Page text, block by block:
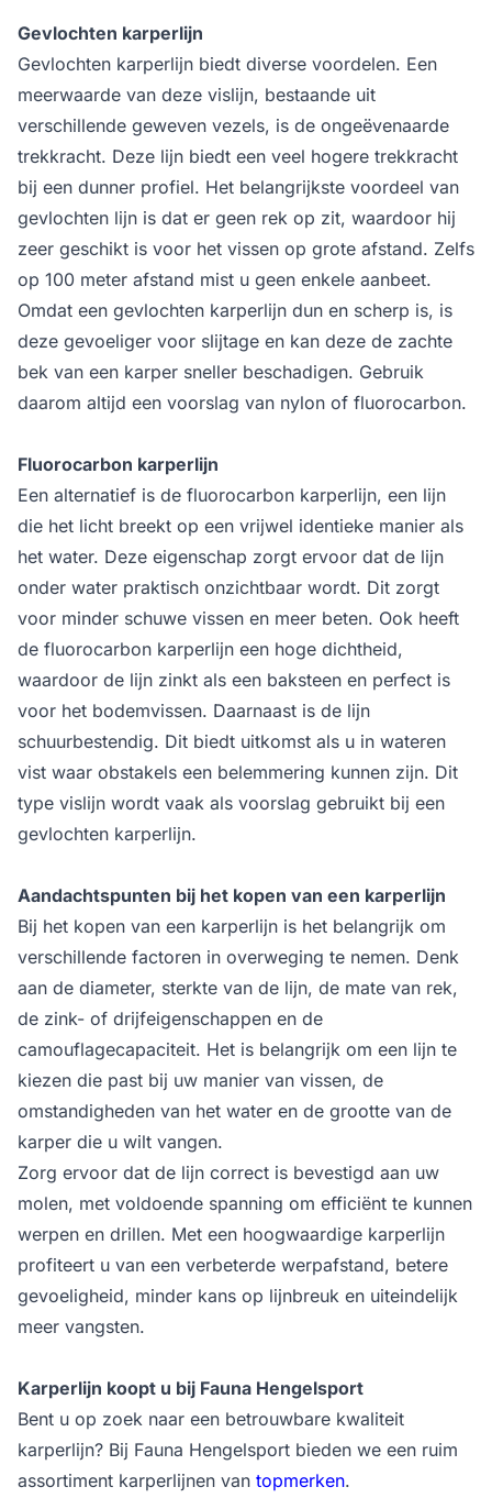
Gevlochten karperlijn
Gevlochten karperlijn biedt diverse voordelen. Een
meerwaarde van deze vislijn, bestaande uit
verschillende geweven vezels, is de ongeëvenaarde
trekkracht. Deze lijn biedt een veel hogere trekkracht
bij een dunner profiel. Het belangrijkste voordeel van
gevlochten lijn is dat er geen rek op zit, waardoor hij
zeer geschikt is voor het vissen op grote afstand. Zelfs
op 100 meter afstand mist u geen enkele aanbeet.
Omdat een gevlochten karperlijn dun en scherp is, is
deze gevoeliger voor slijtage en kan deze de zachte
bek van een karper sneller beschadigen. Gebruik
daarom altijd een voorslag van nylon of fluorocarbon.
Fluorocarbon karperlijn
Een alternatief is de fluorocarbon karperlijn, een lijn
die het licht breekt op een vrijwel identieke manier als
het water. Deze eigenschap zorgt ervoor dat de lijn
onder water praktisch onzichtbaar wordt. Dit zorgt
voor minder schuwe vissen en meer beten. Ook heeft
de fluorocarbon karperlijn een hoge dichtheid,
waardoor de lijn zinkt als een baksteen en perfect is
voor het bodemvissen. Daarnaast is de lijn
schuurbestendig. Dit biedt uitkomst als u in wateren
vist waar obstakels een belemmering kunnen zijn. Dit
type vislijn wordt vaak als voorslag gebruikt bij een
gevlochten karperlijn.
Aandachtspunten bij het kopen van een karperlijn
Bij het kopen van een karperlijn is het belangrijk om
verschillende factoren in overweging te nemen. Denk
aan de diameter, sterkte van de lijn, de mate van rek,
de zink- of drijfeigenschappen en de
camouflagecapaciteit. Het is belangrijk om een lijn te
kiezen die past bij uw manier van vissen, de
omstandigheden van het water en de grootte van de
karper die u wilt vangen.
Zorg ervoor dat de lijn correct is bevestigd aan uw
molen, met voldoende spanning om efficiënt te kunnen
werpen en drillen. Met een hoogwaardige karperlijn
profiteert u van een verbeterde werpafstand, betere
gevoeligheid, minder kans op lijnbreuk en uiteindelijk
meer vangsten.
Karperlijn koopt u bij Fauna Hengelsport
Bent u op zoek naar een betrouwbare kwaliteit
karperlijn? Bij Fauna Hengelsport bieden we een ruim
assortiment karperlijnen van topmerken.